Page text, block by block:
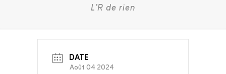
L’R de rien
DATE
Août 04 2024